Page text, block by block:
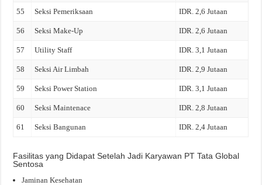
55 Seksi Pemeriksaan IDR. 2,6 Jutaan
56 Seksi Make-Up IDR. 2,6 Jutaan
57 Utility Staff IDR. 3,1 Jutaan
58 Seksi Air Limbah IDR. 2,9 Jutaan
59 Seksi Power Station IDR. 3,1 Jutaan
60 Seksi Maintenace IDR. 2,8 Jutaan
61 Seksi Bangunan IDR. 2,4 Jutaan
Fasilitas yang Didapat Setelah Jadi Karyawan PT Tata Global
Sentosa
Jaminan Kesehatan